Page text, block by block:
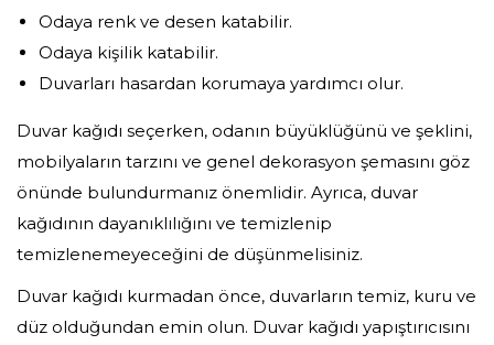
Odaya renk ve desen katabilir.
Odaya kişilik katabilir.
Duvarları hasardan korumaya yardımcı olur.
Duvar kağıdı seçerken, odanın büyüklüğünü ve şeklini,
mobilyaların tarzını ve genel dekorasyon şemasını göz
önünde bulundurmanız önemlidir. Ayrıca, duvar
kağıdının dayanıklılığını ve temizlenip
temizlenemeyeceğini de düşünmelisiniz.
Duvar kağıdı kurmadan önce, duvarların temiz, kuru ve
düz olduğundan emin olun. Duvar kağıdı yapıştırıcısını